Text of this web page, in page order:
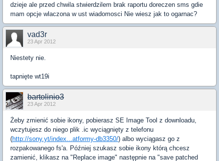
dzieje ale przed chwila stwierdzilem brak raportu doreczen sms gdie
mam opcje wlaczona w ust wiadomosci Nie wiesz jak to ogarnac?
vad3r
23 Apr 2012
Niestety nie.
tapnięte wt19i
bartolinio3
23 Apr 2012
Żeby zmienić sobie ikony, pobierasz SE Image Tool z downloadu,
wczytujesz do niego plik .ic wyciągnięty z telefonu
(http://sony.yt/index...atformy-db3350/) albo wyciągasz go z
rozpakowanego fs'a. Później szukasz sobie ikony którą chcesz
zamienić, klikasz na "Replace image" następnie na "save patched